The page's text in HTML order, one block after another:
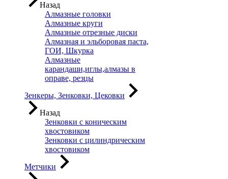
Назад
Алмазные головки
Алмазные круги
Алмазные отрезные диски
Алмазная и эльборовая паста,
ГОИ, Шкурка
Алмазные
карандаши,иглы,алмазы в
оправе, резцы
Зенкеры, Зенковки, Цековки
Назад
Зенковки с коническим
хвостовиком
Зенковки с цилиндрическим
хвостовиком
Метчики